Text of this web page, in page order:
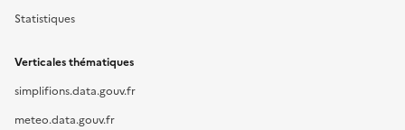
Statistiques
Verticales thématiques
simplifions.data.gouv.fr
meteo.data.gouv.fr